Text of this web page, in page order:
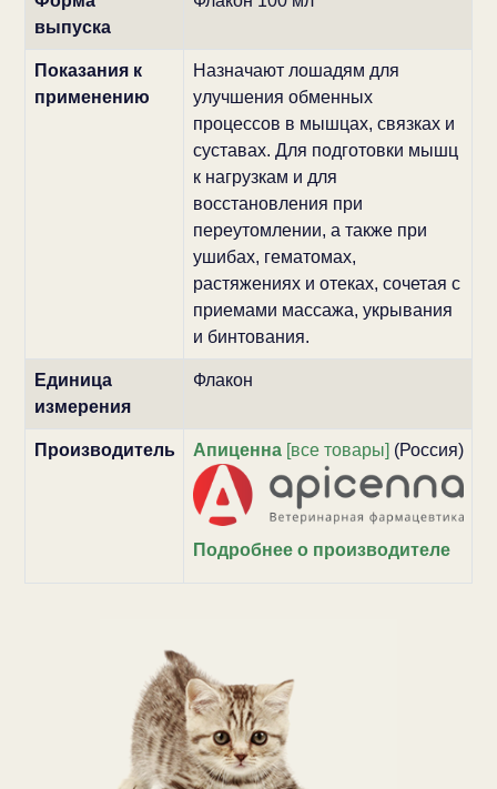
выпуска
Показания к
применению
Назначают лошадям для
улучшения обменных
процессов в мышцах, связках и
суставах. Для подготовки мышц
к нагрузкам и для
восстановления при
переутомлении, а также при
ушибах, гематомах,
растяжениях и отеках, сочетая с
приемами массажа, укрывания
и бинтования.
Единица
измерения
Флакон
Производитель Апиценна[все товары] (Россия)
Подробнее о производителе